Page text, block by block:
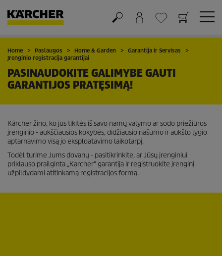
Krepšelis
Mėgstamiausių sąrašas
Home Paslaugos Home & Garden
Garantija ir Servisas
Įrenginio registracija garantijai
PASINAUDOKITE GALIMYBE GAUTI
GARANTIJOS PRATĘSIMĄ!
Kärcher žino, ko jūs tikitės iš savo namų valymo ar sodo priežiūros
įrenginio - aukščiausios kokybės, didžiausio našumo ir aukšto lygio
aptarnavimo visą jo eksploatavimo laikotarpį.
Todėl turime Jums dovanų - pasitikrinkite, ar Jūsų įrenginiui
priklauso prailginta „Karcher" garantija ir registruokite įrenginį
užpildydami atitinkamą registracijos formą.